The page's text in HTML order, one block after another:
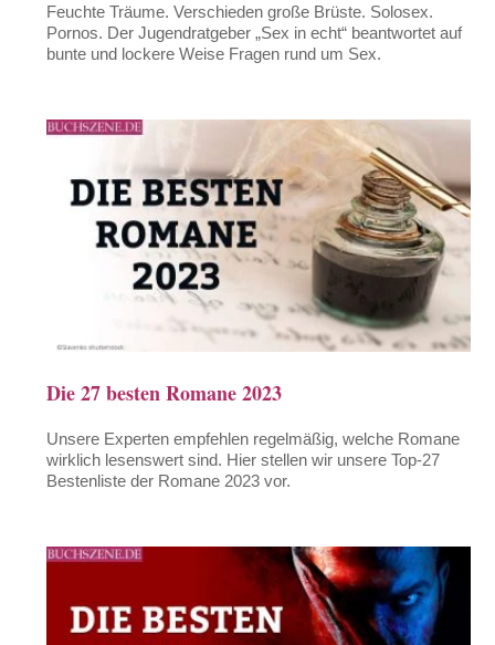
Feuchte Träume. Verschieden große Brüste. Solosex.
Pornos. Der Jugendratgeber „Sex in echt“ beantwortet auf
bunte und lockere Weise Fragen rund um Sex.
Die 27 besten Romane 2023
Unsere Experten empfehlen regelmäßig, welche Romane
wirklich lesenswert sind. Hier stellen wir unsere Top-27
Bestenliste der Romane 2023 vor.